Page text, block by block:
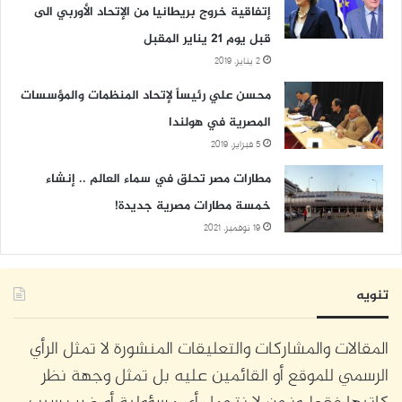
إتفاقية خروج بريطانيا من الإتحاد الأوربي الى
قبل يوم 21 يناير المقبل
2 يناير، 2019
محسن علي رئيساً لإتحاد المنظمات والمؤسسات
المصرية في هولندا
5 فبراير، 2019
مطارات مصر تحلق في سماء العالم .. إنشاء
خمسة مطارات مصرية جديدة!
19 نوفمبر، 2021
تنويه
المقالات والمشاركات والتعليقات المنشورة لا تمثل الرأي
الرسمي للموقع أو القائمين عليه بل تمثل وجهة نظر